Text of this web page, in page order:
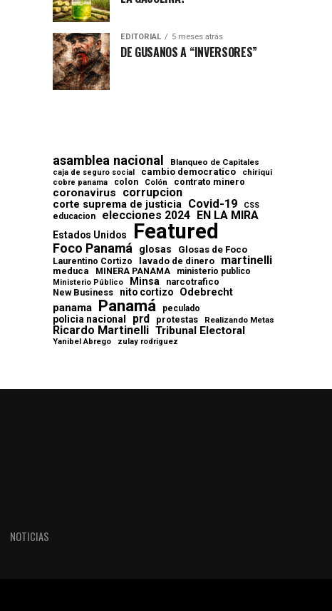
EDITORIAL 5 meses atrás
DE GUSANOS A “INVERSORES”
asamblea nacional Blanqueo de Capitales
caja de seguro social cambio democratico chiriqui
cobre panama colon Colón contrato minero
coronavirus corrupcion
corte suprema de justicia Covid-19 CSS
educacion elecciones 2024 EN LA MIRA
Estados Unidos Featured
Foco Panamá glosas Glosas de Foco
Laurentino Cortizo lavado de dinero martinelli
meduca MINERA PANAMA ministerio publico
Ministerio Público Minsa
narcotrafico
New Business
nito cortizo
Odebrecht
panama Panamá peculado
policia nacional prd protestas Realizando Metas
Ricardo Martinelli Tribunal Electoral
Yanibel Abrego zulay rodriguez
NOTICIAS